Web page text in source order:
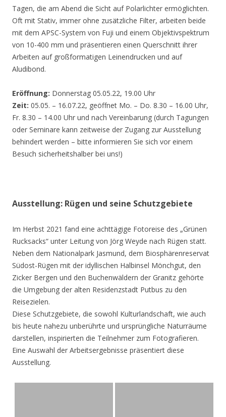
Tagen, die am Abend die Sicht auf Polarlichter ermöglichten.
Oft mit Stativ, immer ohne zusätzliche Filter, arbeiten beide
mit dem APSC-System von Fuji und einem Objektivspektrum
von 10-400 mm und präsentieren einen Querschnitt ihrer
Arbeiten auf großformatigen Leinendrucken und auf
Aludibond.
Eröffnung: Donnerstag 05.05.22, 19.00 Uhr
Zeit: 05.05. – 16.07.22, geöffnet Mo. – Do. 8.30 – 16.00 Uhr,
Fr. 8.30 – 14.00 Uhr und nach Vereinbarung (durch Tagungen
oder Seminare kann zeitweise der Zugang zur Ausstellung
behindert werden – bitte informieren Sie sich vor einem
Besuch sicherheitshalber bei uns!)
Ausstellung: Rügen und seine Schutzgebiete
Im Herbst 2021 fand eine achttägige Fotoreise des „Grünen
Rucksacks“ unter Leitung von Jörg Weyde nach Rügen statt.
Neben dem Nationalpark Jasmund, dem Biosphärenreservat
Südost-Rügen mit der idyllischen Halbinsel Mönchgut, den
Zicker Bergen und den Buchenwäldern der Granitz gehörte
die Umgebung der alten Residenzstadt Putbus zu den
Reisezielen.
Diese Schutzgebiete, die sowohl Kulturlandschaft, wie auch
bis heute nahezu unberührte und ursprüngliche Naturräume
darstellen, inspirierten die Teilnehmer zum Fotografieren.
Eine Auswahl der Arbeitsergebnisse präsentiert diese
Ausstellung.